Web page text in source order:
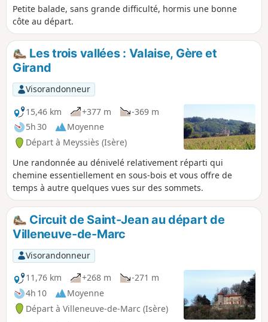
Petite balade, sans grande difficulté, hormis une bonne
côte au départ.
Les trois vallées : Valaise, Gère et
Girand
Visorandonneur
15,46 km
+377 m
-369 m
5h 30
Moyenne
Départ à Meyssiès (Isère)
Une randonnée au dénivelé relativement réparti qui
chemine essentiellement en sous-bois et vous offre de
temps à autre quelques vues sur des sommets.
Circuit de Saint-Jean au départ de
Villeneuve-de-Marc
Visorandonneur
11,76 km
+268 m
-271 m
4h 10
Moyenne
Départ à Villeneuve-de-Marc (Isère)